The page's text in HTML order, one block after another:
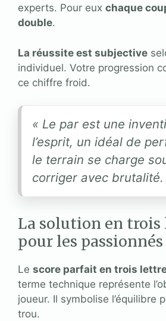
experts. Pour eux chaque
double.
La réussite est subjective
individuel. Votre progression
ce chiffre froid.
« Le par est une
l’esprit, un idéal de
le terrain se charge
corriger avec brutalité.
La solution en trois
pour les passionnés
Le score parfait en trois
terme technique représente
joueur. Il symbolise l’équilibre
trou.